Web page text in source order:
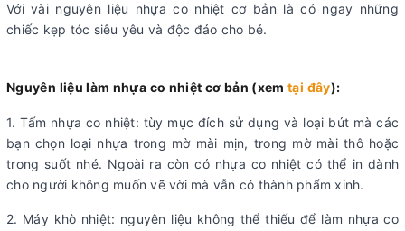
Với vài nguyên liệu nhựa co nhiệt cơ bản là có ngay những
chiếc kẹp tóc siêu yêu và độc đáo cho bé.
Nguyên liệu làm nhựa co nhiệt cơ bản (xemtại đây):
1. Tấm nhựa co nhiệt: tùy mục đích sử dụng và loại bút mà các
bạn chọn loại nhựa trong mờ mài mịn, trong mờ mài thô hoặc
trong suốt nhé. Ngoài ra còn có nhựa co nhiệt có thể in dành
cho người không muốn vẽ vời mà vẫn có thành phẩm xinh.
2. Máy khò nhiệt: nguyên liệu không thể thiếu để làm nhựa co